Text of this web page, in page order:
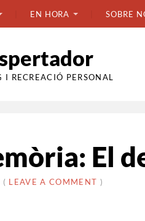
EN HORA SOBRE
I RECREACIÓ PERSONAL
El
ON
10
•( LEAVE A COMMENT )